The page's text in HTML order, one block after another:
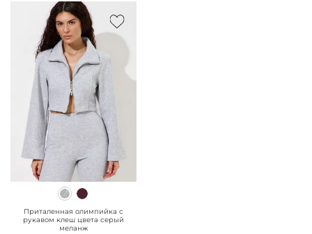
" class="js-prevent-
Приталенная олимпийка с
рукавом клеш цвета серый
меланж